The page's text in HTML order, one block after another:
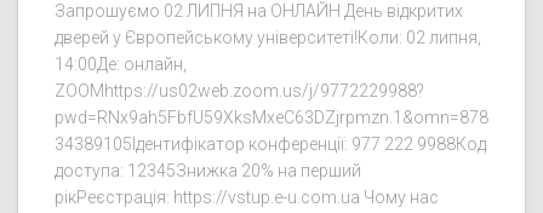
Запрошуємо 02 ЛИПНЯ на ОНЛАЙН День відкритих
дверей у Європейському університеті!Коли: 02 липня,
14:00Де: онлайн,
ZOOMhttps://us02web.zoom.us/j/9772229988?
pwd=RNx9ah5FbfU59XksMxeC63DZjrpmzn.1&omn=878
34389105Ідентифікатор конференції: 977 222 9988Код
доступа: 12345Знижка 20% на перший
рікРеєстрація: https://vstup.e-u.com.ua Чому нас